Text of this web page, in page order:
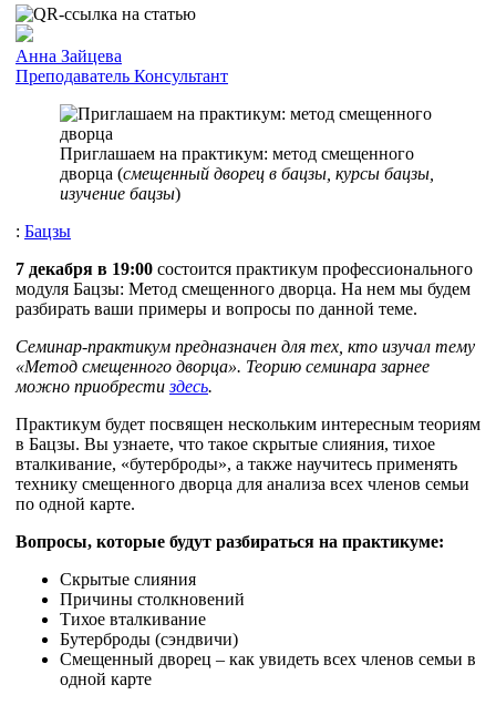
Анна Зайцева
Преподаватель Консультант
Приглашаем на практикум: метод смещенного
дворца (смещенный дворец в бацзы, курсы бацзы,
изучение бацзы)
: Бацзы
7 декабря в 19:00 состоится практикум профессионального
модуля Бацзы: Метод смещенного дворца. На нем мы будем
разбирать ваши примеры и вопросы по данной теме.
Семинар-практикум предназначен для тех, кто изучал тему
«Метод смещенного дворца». Теорию семинара зарнее
можно приобрестиздесь.
Практикум будет посвящен нескольким интересным теориям
в Бацзы. Вы узнаете, что такое скрытые слияния, тихое
вталкивание, «бутерброды», а также научитесь применять
технику смещенного дворца для анализа всех членов семьи
по одной карте.
Вопросы, которые будут разбираться на практикуме:
Скрытые слияния
Причины столкновений
Тихое вталкивание
Бутерброды (сэндвичи)
Смещенный дворец – как увидеть всех членов семьи в
одной карте